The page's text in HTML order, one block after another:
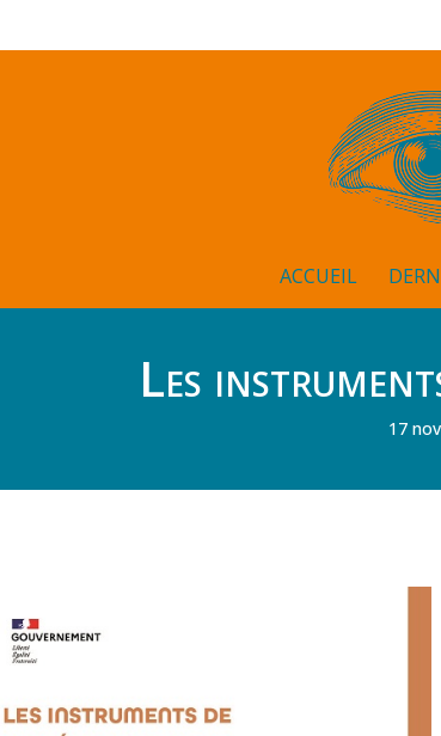
ACCUEIL
Les
17